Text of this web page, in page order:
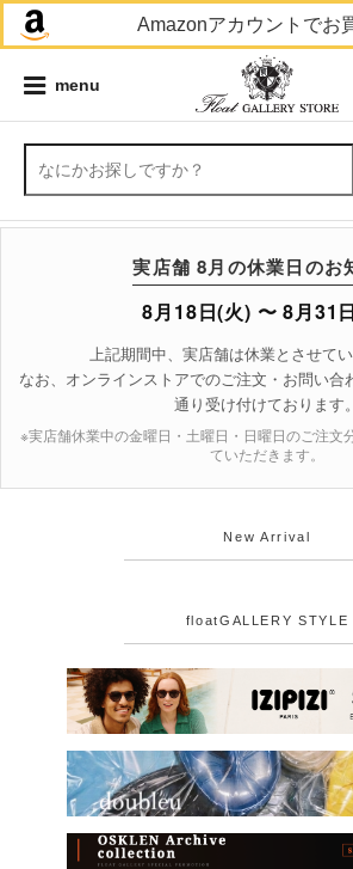
Amazonアカウントでお
menu
実店舗 8月の休業日のお
8月18日(火) 〜 8月31
上記期間中、実店舗は休業とさせてい
なお、オンラインストアでのご注文・お問い合
通り受け付けております。
※実店舗休業中の金曜日・土曜日・日曜日のご注文
ていただきます。
New Arrival
floatGALLERY STYLE